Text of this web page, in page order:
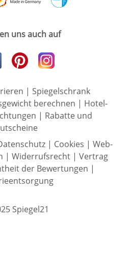
uns auch auf
| Spiegelschrank
berechnen | Hotel-
| Rabatte und
| Cookies | Web-
| Widerrufsrecht| Vertrag
der Bewertungen |
Spiegel21